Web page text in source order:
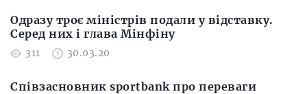
Одразу троє міністрів подали у відставку.
Серед них і глава Мінфіну
311 30.03.20
Співзасновник sportbank про переваги